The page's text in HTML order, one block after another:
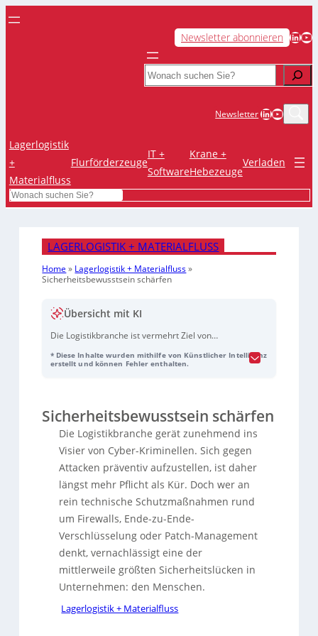
Newsletter abonnieren LinkedIn YouTube
Search
NewsletterLinkedIn
Lagerlogistik
+
Materialfluss
Flurförderzeuge
IT +
Software
Krane +
Hebezeuge
Verladen
Search
LAGERLOGISTIK + MATERIALFLUSS
Home » Lagerlogistik + Materialfluss»
Sicherheitsbewusstsein schärfen
Übersicht mit KI
Die Logistikbranche ist vermehrt Ziel von
Schutzmaßnahmen wie Firewalls ist das
Phishing und Social Engineering, um Mitarbeiter
zu täuschen. Ein durchdachtes Cyber Security
Awareness-Programm hilft, diese Risiken zu
minimieren. Es sollte aus Basistrainings,
rollenbasierten Vertiefungen und regelmäßigen
Updates bestehen und das Bewusstsein für
Sicherheit in die Unternehmenskultur
und die Reaktionsfähigkeit im Ernstfall gestärkt
werden.
* Diese Inhalte wurden mithilfe von Künstlicher Intelligenz
erstellt und können Fehler enthalten.
Sicherheitsbewusstsein schärfen
Die Logistikbranche gerät zunehmend ins
Visier von Cyber-Kriminellen. Sich gegen
Attacken präventiv aufzustellen, ist daher
längst mehr Pflicht als Kür. Doch wer an
rein technische Schutzmaßnahmen rund
um Firewalls, Ende-zu-Ende-
Verschlüsselung oder Patch-Management
denkt, vernachlässigt eine der
mittlerweile größten Sicherheitslücken in
Unternehmen: den Menschen.
Lagerlogistik + Materialfluss